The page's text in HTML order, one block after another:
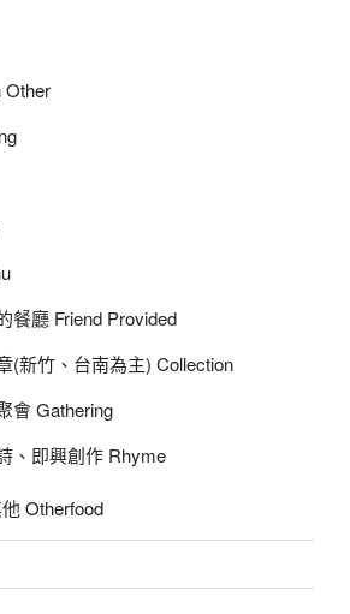
Other
餐廳 Friend Provided
(新竹、台南為主) Collection
會 Gathering
、即興創作 Rhyme
Otherfood